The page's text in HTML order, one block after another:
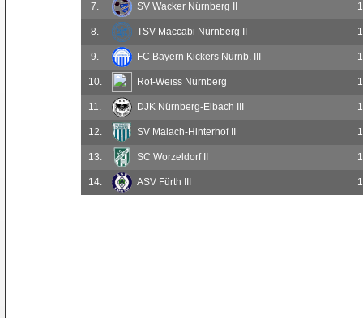
7. SV Wacker Nürnberg II 1
8. TSV Maccabi Nürnberg II 1
9. FC Bayern Kickers Nürnb. III 1
10. Rot-Weiss Nürnberg 1
11. DJK Nürnberg-Eibach III 1
12. SV Maiach-Hinterhof II 1
13. SC Worzeldorf II 1
14. ASV Fürth III 1